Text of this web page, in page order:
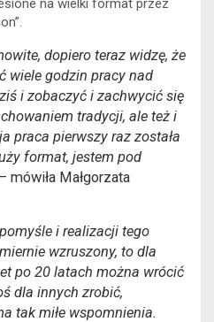
na wielki format przez
dopiero teraz widzę, że
wiele godzin pracy nad
i zobaczyć i zachwycić się
tradycji, ale też i
praca pierwszy raz została
format, jestem pod
– mówiła Małgorzata
i realizacji tego
wzruszony, to dla
po 20 latach można wrócić
dla innych zrobić,
tak miłe wspomnienia.